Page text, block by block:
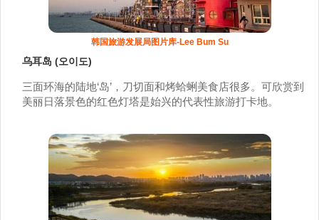
韩国旅游发展局图片库-Lee Bum Su
乌耳岛 (오이도)
三面环海的陆地‘岛’，刀切面和烤蛤蜊美食店很多。可欣赏到
美丽日落景色的红色灯塔是始兴的代表性旅游打卡地。